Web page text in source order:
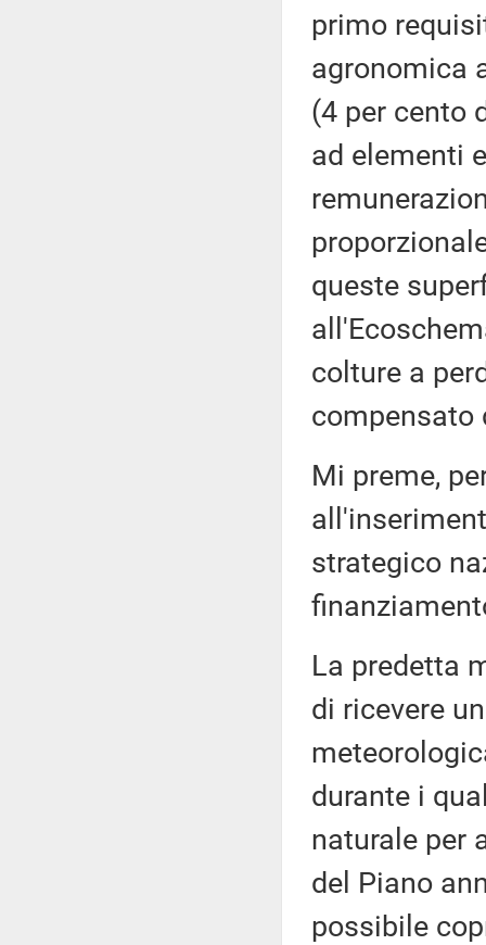
primo
agronomica
(4 per cento
ad elementi
queste
colture a
compensato
Mi preme,
strategico
La predetta
di ricevere
durante i
naturale per
del Piano
possibile